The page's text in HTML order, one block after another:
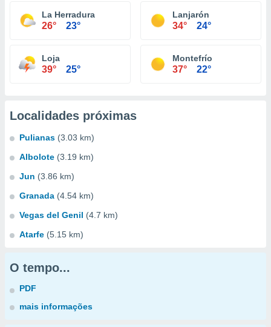
La Herradura
26° 23°
Lanjarón
34° 24°
Loja
39° 25°
Montefrío
37° 22°
Localidades próximas
Pulianas (3.03 km)
Albolote (3.19 km)
Jun (3.86 km)
Granada (4.54 km)
Vegas del Genil (4.7 km)
Atarfe (5.15 km)
O tempo...
PDF
mais informações